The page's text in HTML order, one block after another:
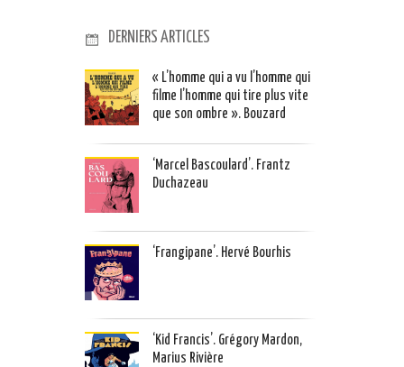
DERNIERS ARTICLES
« L’homme qui a vu l’homme qui
filme l’homme qui tire plus vite
que son ombre ». Bouzard
‘Marcel Bascoulard’. Frantz
Duchazeau
‘Frangipane’. Hervé Bourhis
‘Kid Francis’. Grégory Mardon,
Marius Rivière